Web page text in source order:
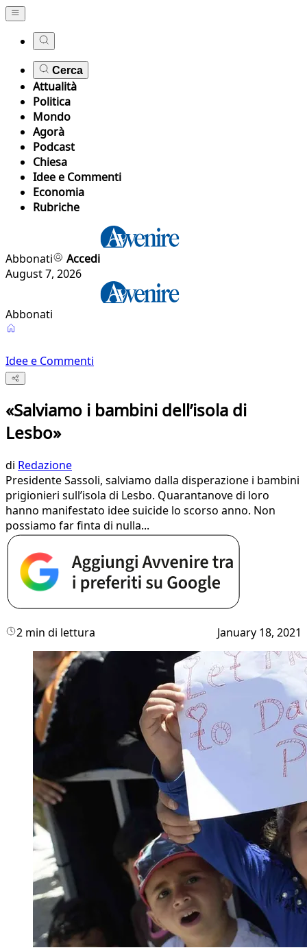
Cerca
Attualità
Politica
Mondo
Agorà
Podcast
Chiesa
Idee e Commenti
Economia
Rubriche
Abbonati
Accedi
August 7, 2026
Abbonati
Idee e Commenti
«Salviamo i bambini dell’isola di
Lesbo»
di Redazione
Presidente Sassoli, salviamo dalla disperazione i bambini
prigionieri sull’isola di Lesbo. Quarantanove di loro
hanno manifestato idee suicide lo scorso anno. Non
possiamo far finta di nulla...
2 min di lettura January 18, 2021